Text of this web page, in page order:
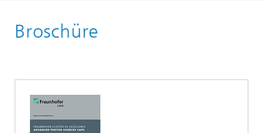
Publikationen
Broschüre